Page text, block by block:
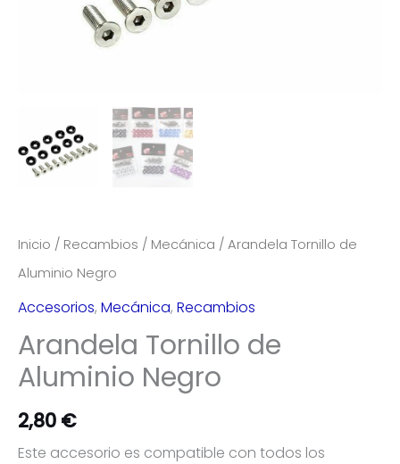
Inicio / Recambios / Mecánica / Arandela Tornillo de
Aluminio Negro
Accesorios, Mecánica, Recambios
Arandela Tornillo de
Aluminio Negro
2,80 €
Este accesorio es compatible con todos los